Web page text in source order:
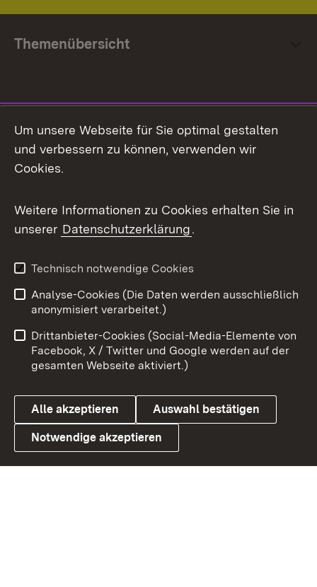
Themenübersicht
Facebook
X / Twitter
Youtube
Link zum Landesportal
Impressum
Kontakt
Barrierefreiheit
Datenschutz
Cookies
Um unsere Webseite für Sie optimal gestalten
und verbessern zu können, verwenden wir
Cookies.
Weitere Informationen zu Cookies erhalten Sie in
unserer Datenschutzerklärung.
Technisch notwendige Cookies
Analyse-Cookies (Die Daten werden ausschließlich
anonymisiert verarbeitet.)
Drittanbieter-Cookies (Social-Media-Elemente von
Facebook, X / Twitter und Google werden auf der
gesamten Webseite aktiviert.)
Alle akzeptieren Auswahl bestätigen
Notwendige akzeptieren